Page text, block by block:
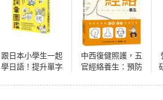
跟日本小學生一起
學日語！提升單字
中西復健照護，五
官經絡養生：預防